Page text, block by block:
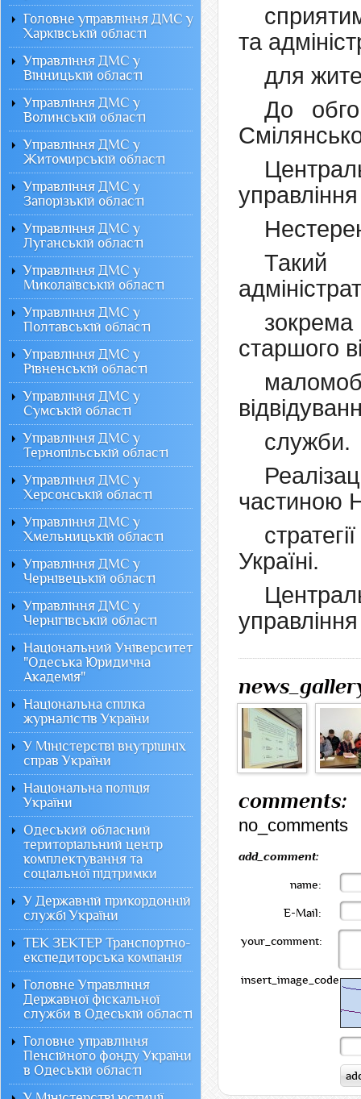
та
для
До
Такий
старшого
служби.
частиною
Україні.
comments:
no_comments
add_comment:
name:
E-Mail:
your_comment:
insert_image_code:
Головне управління ДМС у
Харківській області
Управління ДМС у
Вінницькій області
Управління ДМС у
Волинській області
Управління ДМС у
Житомирській області
Управління ДМС у
Запорізькій області
Управління ДМС у
Луганській області
Управління ДМС у
Миколаївській області
Управління ДМС у
Полтавській області
Управління ДМС у
Рівненській області
Управління ДМС у
Сумській області
Управління ДМС у
Тернопільській області
Управління ДМС у
Херсонській області
Управління ДМС у
Хмельницькій області
Управління ДМС у
Чернівецькій області
Управління ДМС у
Чернігівській області
Національний Університет
"Одеська Юридична
Академія"
Національна спілка
журналістів України
У Міністерстві внутрішніх
справ України
Національна поліція
України
Одеський обласний
територіальний центр
комплектування та
соціальної підтримки
У Державній прикордонній
службі України
ТЕК ЗЕКТЕР Транспортно-
експедиторська компанія
Головне Управління
Державної фіскальної
служби в Одеській області
Головне управління
Пенсійного фонду України
в Одеській області